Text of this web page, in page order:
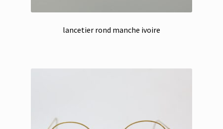
lancetier rond manche ivoire